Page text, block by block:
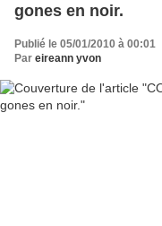
gones en noir.
Publié le 05/01/2010 à 00:01
Par eireann yvon